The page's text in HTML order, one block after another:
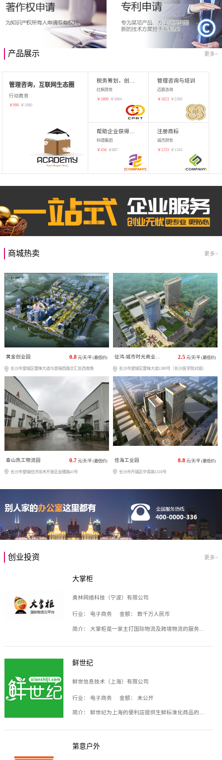
产品展示 更多>
管理咨询，互联网生态圈
行动教育
￥998 ￥ 1980
红枫财务
￥ 1890 ￥5864
管理咨询与培训
迈晨咨询
￥ 1623 ￥2360
科德集团
￥456 ￥887
注册商标
诚杰财务
￥ 1233 ￥ 1345
商城热卖 更多>
黄金创业园 0.8 元/天/平 (最低价)
长沙市望城区雷锋大道与普瑞西路交汇处西南角
征鸿-城市时光商业广场 2.5 元/天/平 (最低价)
长沙市望城区雷锋大道1389号（长沙医学院对面）
泰山热工物流园 0.7 元/天/平 (最低价)
长沙市望城经济技术开发区金穗路43号
佳海工业园 8.8 元/天/平 (最低价)
长沙市开福区中青路1318号
创业投资 更多>
大掌柜
奥林网络科技（宁波）有限公司
行业： 电子商务 金额： 数千万人民币
简介： 大掌柜是一家主打国际物流及跨境物流的服务云平台，致力于帮助全球国际物流企业在互联网上建立自己的平台，核心产品包括运价通、生意通、业务通、订舱通、招财通等，奥林网络科技（宁波）有限公司旗下产品。
鲜世纪
鲜世信息技术（上海）有限公司
行业： 电子商务 金额： 未公开
简介： 鲜世纪为上海的便利店提供生鲜标准化商品的供应链服务，帮商家解决生鲜采购、运营问题，帮助商家销售。平台提供的商品覆盖果蔬肉类、常温与低温奶制品、冷冻食品、零食饮料、粮油副食、居家洗护等多个品类，上架SKU3000余个。公司建立了近万平方米的仓储场地和物流配送体系，为合作商家提供快速配送服务。
第意户外